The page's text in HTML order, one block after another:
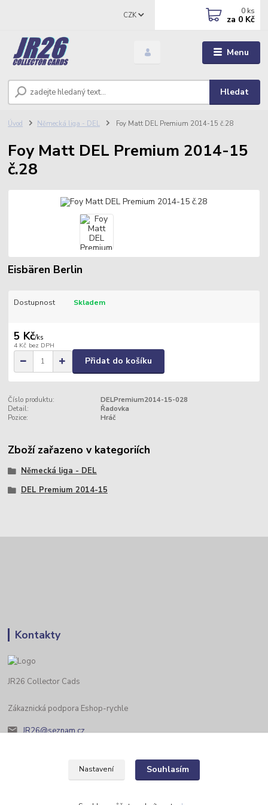
Menu
CZK
Hledat
0 ks
za 0 Kč
Úvod Německá liga - DEL Foy Matt DEL Premium 2014-15 č.28
Foy Matt DEL Premium 2014-15
č.28
Eisbären Berlin
Dostupnost Skladem
5 Kč/ks
4 Kč bez DPH
Přidat do košíku
Číslo produktu:
DELPremium2014-15-028
Detail:
Řadovka
Pozice:
Hráč
Zboží zařazeno v kategoriích
Německá liga - DEL
DEL Premium 2014-15
Kontakty
JR26 Collector Cads
Zákaznická podpora Eshop-rychle
JR26@seznam.cz
Nastavení Souhlasím